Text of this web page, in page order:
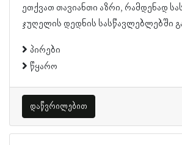
ეთქვათ თავიანთი აზრი, რამდენად
ჯუღელის დედნის სასწავლებლებში
პირები
წყარო
დაწვრილებით